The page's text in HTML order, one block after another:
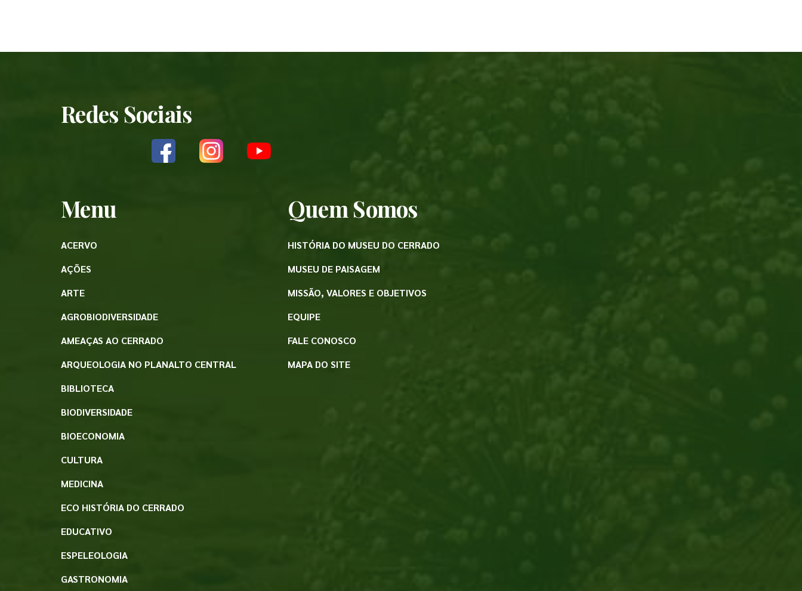
Redes Sociais
Menu
ACERVO
AÇÕES
ARTE
AGROBIODIVERSIDADE
AMEAÇAS AO CERRADO
ARQUEOLOGIA NO PLANALTO CENTRAL
BIBLIOTECA
BIODIVERSIDADE
BIOECONOMIA
CULTURA
MEDICINA
ECO HISTÓRIA DO CERRADO
EDUCATIVO
ESPELEOLOGIA
GASTRONOMIA
Quem Somos
HISTÓRIA DO MUSEU DO CERRADO
MUSEU DE PAISAGEM
MISSÃO, VALORES E OBJETIVOS
EQUIPE
FALE CONOSCO
MAPA DO SITE